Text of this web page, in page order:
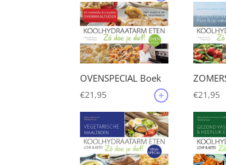
OVENSPECIAL Boek
€21,95 €21,95